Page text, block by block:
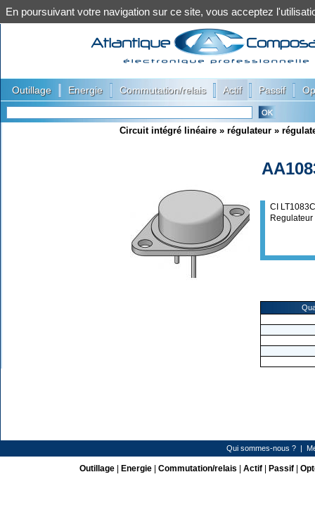
Outillage Energie Commutation/relais Actif Passif
Circuit intégré linéaire » régulateur »
CI
Qui sommes-nous ? |
Outillage| Energie| Commutation/relais Actif| Passif|
En poursuivant votre navigation sur ce site, vous acceptez